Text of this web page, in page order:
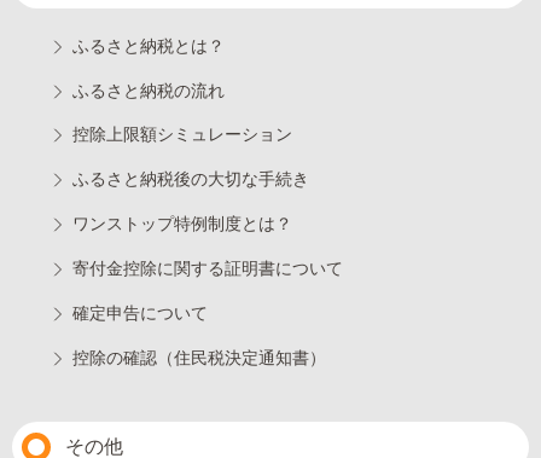
ふるさと納税とは？
ふるさと納税の流れ
控除上限額シミュレーション
ふるさと納税後の大切な手続き
ワンストップ特例制度とは？
寄付金控除に関する証明書について
確定申告について
控除の確認（住民税決定通知書）
その他